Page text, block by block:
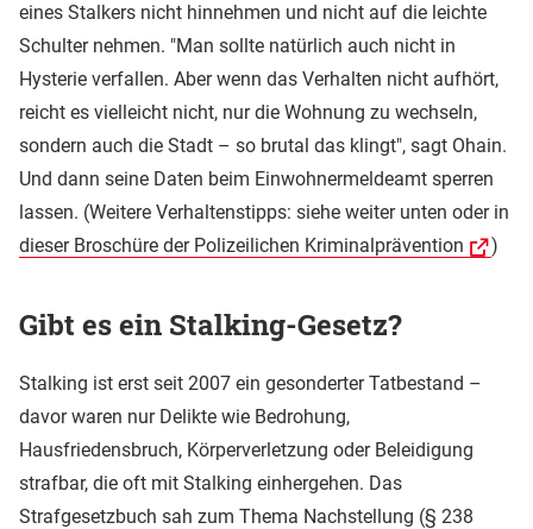
eines Stalkers nicht hinnehmen und nicht auf die leichte
Schulter nehmen. "Man sollte natürlich auch nicht in
Hysterie verfallen. Aber wenn das Verhalten nicht aufhört,
reicht es vielleicht nicht, nur die Wohnung zu wechseln,
sondern auch die Stadt – so brutal das klingt", sagt Ohain.
Und dann seine Daten beim Einwohnermeldeamt sperren
lassen. (Weitere Verhaltenstipps: siehe weiter unten oder in
dieser Broschüre der Polizeilichen Kriminalprävention
)
Gibt es ein Stalking-Gesetz?
Stalking ist erst seit 2007 ein gesonderter Tatbestand –
davor waren nur Delikte wie Bedrohung,
Hausfriedensbruch, Körperverletzung oder Beleidigung
strafbar, die oft mit Stalking einhergehen. Das
Strafgesetzbuch sah zum Thema Nachstellung (§ 238